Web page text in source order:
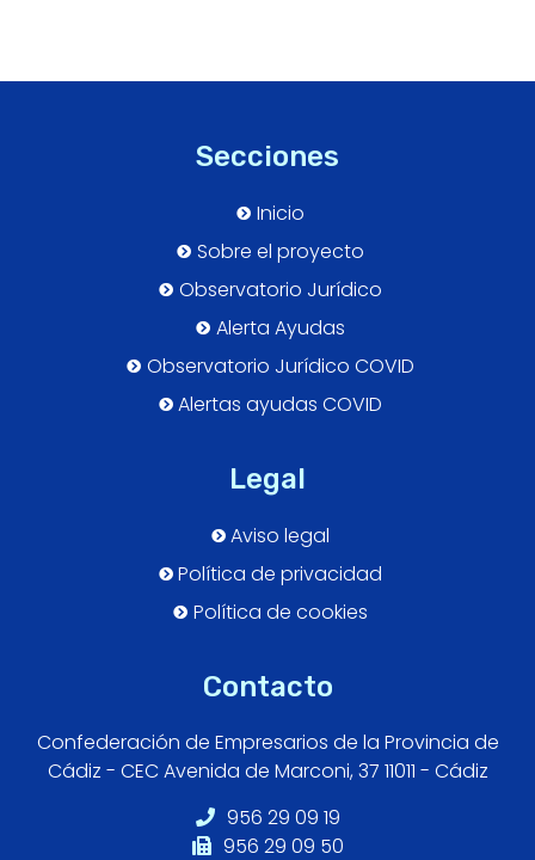
Secciones
Inicio
Sobre el proyecto
Observatorio Jurídico
Alerta Ayudas
Observatorio Jurídico COVID
Alertas ayudas COVID
Legal
Aviso legal
Política de privacidad
Política de cookies
Contacto
Confederación de Empresarios de la Provincia de
Cádiz - CEC Avenida de Marconi, 37 11011 - Cádiz
956 29 09 19
956 29 09 50